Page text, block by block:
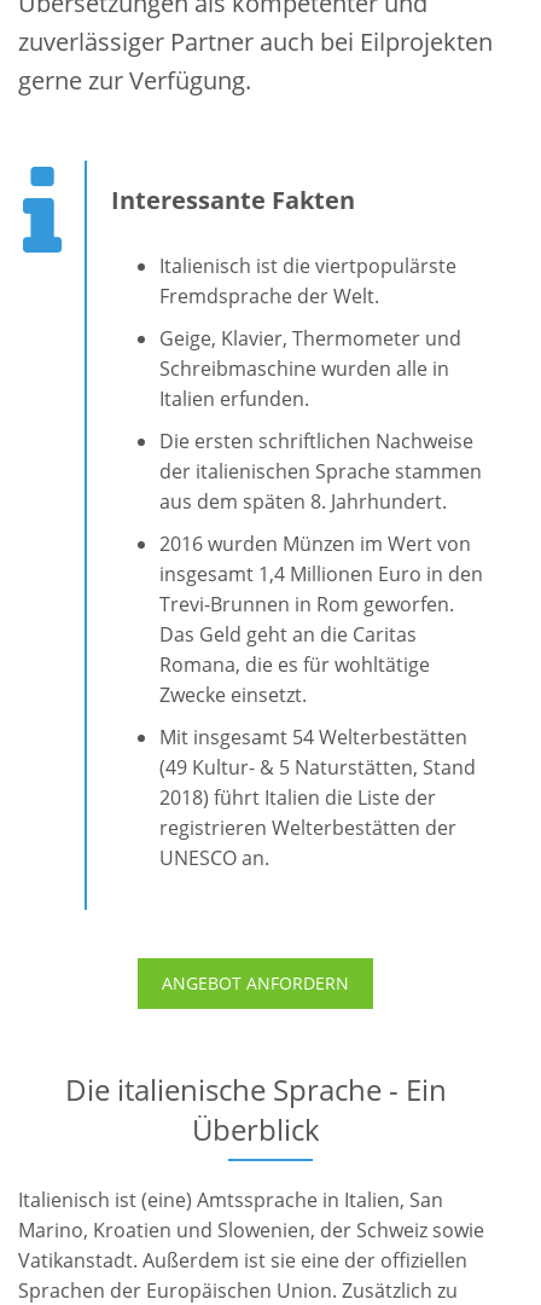
zuverlässiger Partner auch bei Eilprojekten
gerne zur Verfügung.
Interessante Fakten
Italienisch ist die viertpopulärste
Fremdsprache der Welt.
Geige, Klavier, Thermometer und
Schreibmaschine wurden alle in
Italien erfunden.
Die ersten schriftlichen Nachweise
der italienischen Sprache stammen
aus dem späten 8. Jahrhundert.
2016 wurden Münzen im Wert von
insgesamt 1,4 Millionen Euro in den
Trevi-Brunnen in Rom geworfen.
Das Geld geht an die Caritas
Romana, die es für wohltätige
Zwecke einsetzt.
Mit insgesamt 54 Welterbestätten
(49 Kultur- & 5 Naturstätten, Stand
2018) führt Italien die Liste der
registrieren Welterbestätten der
UNESCO an.
ANGEBOT ANFORDERN
Die italienische Sprache - Ein
Überblick
Italienisch ist (eine) Amtssprache in Italien, San
Marino, Kroatien und Slowenien, der Schweiz sowie
Vatikanstadt. Außerdem ist sie eine der offiziellen
Sprachen der Europäischen Union. Zusätzlich zu